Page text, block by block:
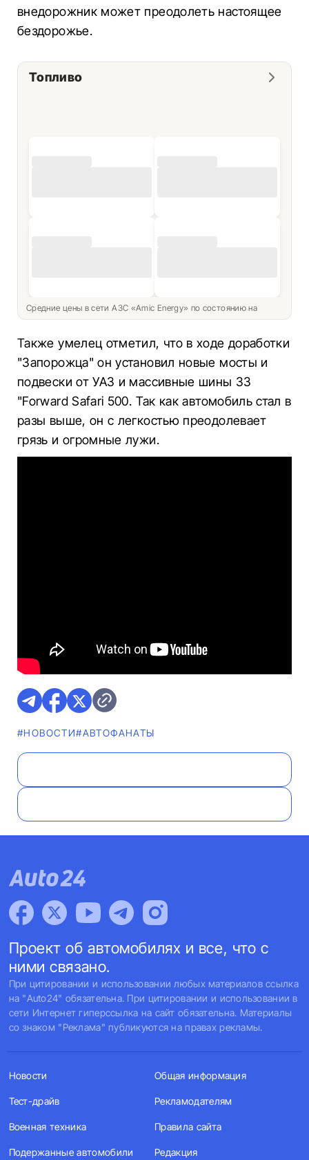
внедорожник может преодолеть настоящее
бездорожье.
Топливо
Средние цены в сети АЗС «Amic Energy» по состоянию на
Также умелец отметил, что в ходе доработки
"Запорожца" он установил новые мосты и
подвески от УАЗ и массивные шины 33
"Forward Safari 500. Так как автомобиль стал в
разы выше, он с легкостью преодолевает
грязь и огромные лужи.
#НОВОСТИ#AВТОФАНАТЫ
Проект об автомобилях и все, что с
ними связано.
При цитировании и использовании любых материалов ссылка
на "Auto24" обязательна. При цитировании и использовании в
сети Интернет гиперссылка на сайт обязательна. Материалы
со знаком "Реклама" публикуются на правах рекламы.
Новости
Тест-драйв
Военная техника
Подержанные автомобили
Общая информация
Рекламодателям
Правила сайта
Редакция